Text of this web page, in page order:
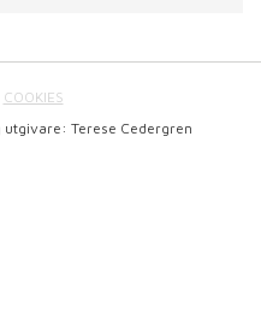
COOKIES
utgivare: Terese Cedergren